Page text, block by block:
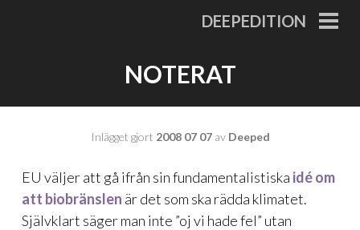
DEEPEDITION
NOTERAT
Inlägget gjort 2008 07 07av Deeped
EU väljer att gå ifrån sin fundamentalistiska idé om
att biobränslen är det som ska rädda klimatet.
Självklart säger man inte ”oj vi hade fel” utan